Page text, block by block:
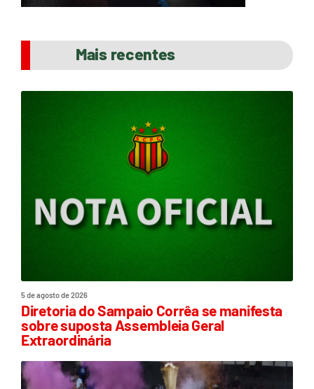
Mais recentes
5 de agosto de 2026
Diretoria do Sampaio Corrêa se manifesta
sobre suposta Assembleia Geral
Extraordinária